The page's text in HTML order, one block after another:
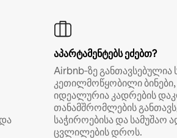
აპარტამენტებს ეძებთ?
Airbnb‑ზე
კეთილმოწყობილი
იდეალურია კადრების
თანამშრომლების
საჭიროებისა და სამუშაო
ცვლილების დროს.